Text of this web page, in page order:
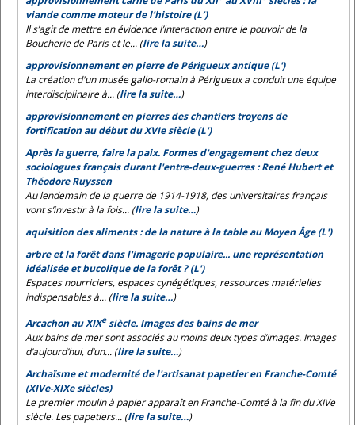
viande comme moteur de l’histoire (L’)
Il s’agit de mettre en évidence l’interaction entre le pouvoir de la
Boucherie de Paris et le... (lire la suite…)
approvisionnement en pierre de Périgueux antique (L')
La création d'un musée gallo-romain à Périgueux a conduit une équipe
interdisciplinaire à... (lire la suite…)
approvisionnement en pierres des chantiers troyens de
fortification au début du XVIe siècle (L')
Après la guerre, faire la paix. Formes d'engagement chez deux
sociologues français durant l'entre-deux-guerres : René Hubert et
Théodore Ruyssen
Au lendemain de la guerre de 1914-1918, des universitaires français
vont s’investir à la fois... (lire la suite…)
aquisition des aliments : de la nature à la table au Moyen Âge (L')
arbre et la forêt dans l'imagerie populaire... une représentation
idéalisée et bucolique de la forêt ? (L')
Espaces nourriciers, espaces cynégétiques, ressources matérielles
indispensables à... (lire la suite…)
Arcachon au XIXesiècle. Images des bains de mer
Aux bains de mer sont associés au moins deux types d’images. Images
d’aujourd’hui, d’un... (lire la suite…)
Archaïsme et modernité de l'artisanat papetier en Franche-Comté
(XIVe-XIXe siècles)
Le premier moulin à papier apparaît en Franche-Comté à la fin du XIVe
siècle. Les papetiers... (lire la suite…)